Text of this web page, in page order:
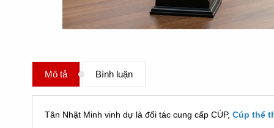
Mô tả Bình luận
Tân Nhật Minh vinh dự là đối tác cung cấp CÚP, Cúp thể